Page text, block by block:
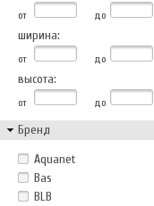
от до
ширина:
от до
высота:
от до
Бренд
Aquanet
Bas
BLB